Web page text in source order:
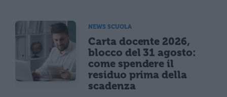
NEWS SCUOLA
Carta docente 2026,
blocco del 31 agosto:
come spendere il
residuo prima della
scadenza